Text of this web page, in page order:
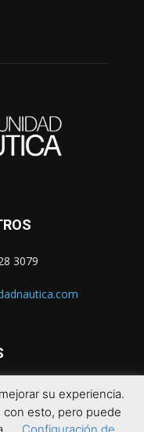
3079
su experiencia.
esto, pero puede